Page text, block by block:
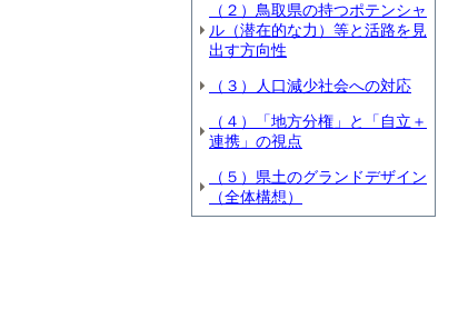
（２）鳥取県の持つポテンシャ
ル（潜在的な力）等と活路を見
出す方向性
（３）人口減少社会への対応
（４）「地方分権」と「自立＋
連携」の視点
（５）県土のグランドデザイン
（全体構想）